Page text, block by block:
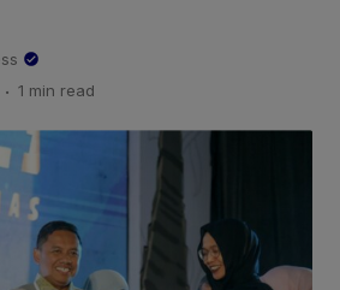
. 1 min read